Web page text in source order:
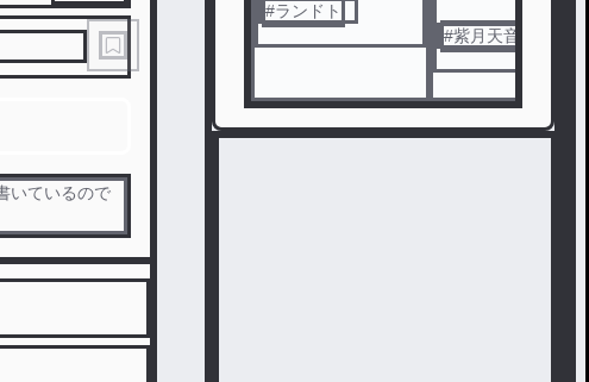
いているので
#ランドト
#紫月天音